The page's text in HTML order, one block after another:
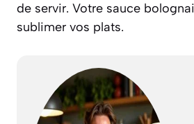
de servir. Votre sauce
sublimer vos plats.